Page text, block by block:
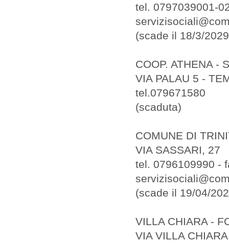
tel. 0797039001-
(scade il 18/3/
COOP. ATHENA -
VIA PALAU 5 -
tel.079671580
(scaduta)
COMUNE DI
VIA SASSARI, 27
tel. 0796109990 -
(scade il 19/04/
VILLA CHIARA -
VIA VILLA